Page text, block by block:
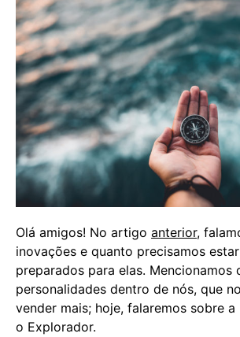
Olá amigos! No artigo anterior,
inovações e quanto precisamos
preparados para elas. Mencionamos
personalidades dentro de nós, que
vender mais; hoje, falaremos sobre a
o Explorador.